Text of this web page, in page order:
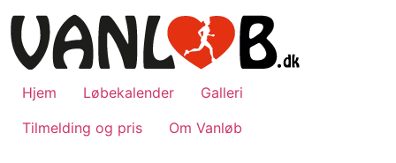
til
indhold
Hjem Løbekalender
Galleri
Tilmelding og pris
Om Vanløb